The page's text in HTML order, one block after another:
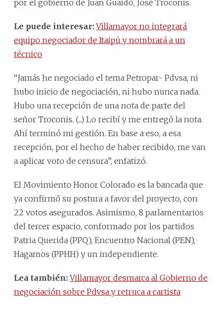
por el gobierno de Juan Guaidó, José Troconis.
Le puede interesar: Villamayor no integrará
equipo negociador de Itaipú y nombrará a un
técnico
“Jamás he negociado el tema Petropar- Pdvsa, ni
hubo inicio de negociación, ni hubo nunca nada.
Hubo una recepción de una nota de parte del
señor Troconis. (...) Lo recibí y me entregó la nota.
Ahí terminó mi gestión. En base a eso, a esa
recepción, por el hecho de haber recibido, me van
a aplicar voto de censura”, enfatizó.
El Movimiento Honor Colorado es la bancada que
ya confirmó su postura a favor del proyecto, con
22 votos asegurados. Asimismo, 8 parlamentarios
del tercer espacio, conformado por los partidos
Patria Querida (PPQ), Encuentro Nacional (PEN),
Hagamos (PPHH) y un independiente.
Lea también: Villamayor desmarca al Gobierno de
negociación sobre Pdvsa y retruca a cartista